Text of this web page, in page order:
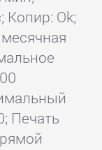
Копир: Ok;
Печать